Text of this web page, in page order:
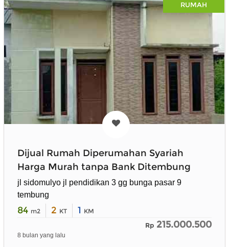
RUMAH
Dijual Rumah Diperumahan Syariah
Harga Murah tanpa Bank Ditembung
jl sidomulyo jl pendidikan 3 gg bunga pasar 9
tembung
84 m2 2 KT 1 KM
Rp 215.000.500
8 bulan yang lalu